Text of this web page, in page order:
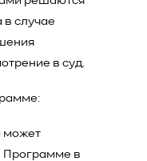
в случае
в суд.
может
Программе в